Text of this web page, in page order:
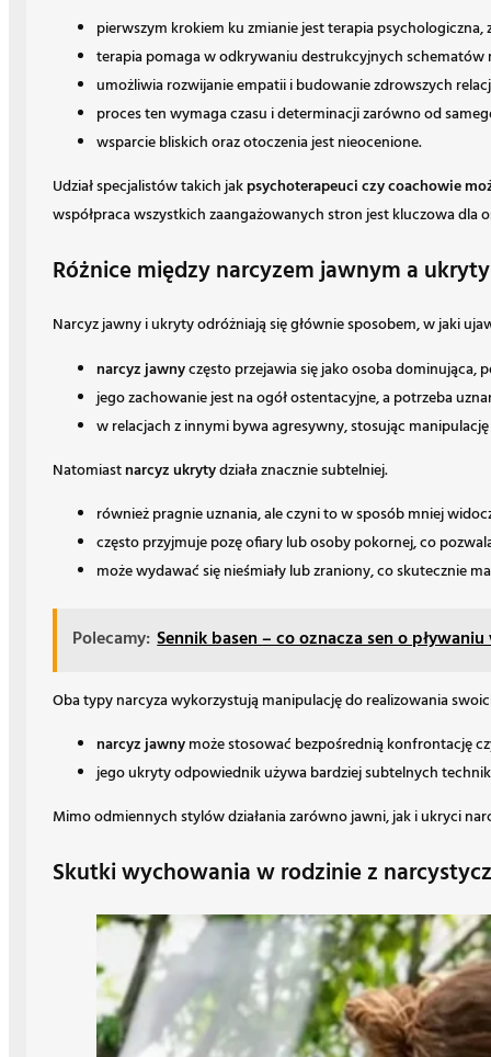
pierwszym krokiem ku zmianie jest terapia psychologiczna,
terapia pomaga w odkrywaniu destrukcyjnych schematów
umożliwia rozwijanie empatii i budowanie zdrowszych
proces ten wymaga czasu i determinacji zarówno od
wsparcie bliskich oraz otoczenia jest nieocenione.
Udział specjalistów takich jakpsychoterapeuci czy coachowie
współpraca wszystkich zaangażowanych stron jest kluczowa dla
Różnice między narcyzem jawnym a
Narcyz jawny i ukryty odróżniają się głównie sposobem, w jaki
narcyz jawnyczęsto przejawia się jako osoba dominująca,
jego zachowanie jest na ogół ostentacyjne, a potrzeba
w relacjach z innymi bywa agresywny, stosując
Natomiastnarcyz ukrytydziała znacznie subtelniej.
również pragnie uznania, ale czyni to w sposób mniej
często przyjmuje pozę ofiary lub osoby pokornej, co
może wydawać się nieśmiały lub zraniony, co skutecznie
Polecamy: Sennik basen – co oznacza sen o
Oba typy narcyza wykorzystują manipulację do realizowania
narcyz jawnymoże stosować bezpośrednią konfrontację
jego ukryty odpowiednik używa bardziej subtelnych
Mimo odmiennych stylów działania zarówno jawni, jak i ukryci
Skutki wychowania w rodzinie z